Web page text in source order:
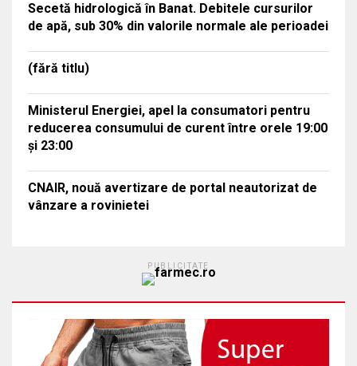
Secetă hidrologică în Banat. Debitele cursurilor
de apă, sub 30% din valorile normale ale perioadei
(fără titlu)
Ministerul Energiei, apel la consumatori pentru
reducerea consumului de curent între orele 19:00
și 23:00
CNAIR, nouă avertizare de portal neautorizat de
vânzare a rovinietei
PUBLICITATE